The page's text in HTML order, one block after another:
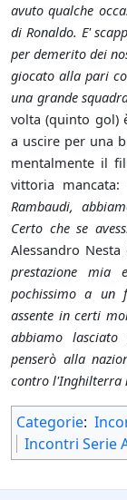
avuto qualche
di Ronaldo. E'
per demerito dei
giocato alla pari
una grande
volta (quinto gol)
a uscire per una
mentalmente il
vittoria mancata:
Rambaudi,
Certo che se
Alessandro
prestazione mia
pochissimo a un
assente in certi
abbiamo
penserò alla
contro l'Inghilterra
Categorie:
Incontri Serie